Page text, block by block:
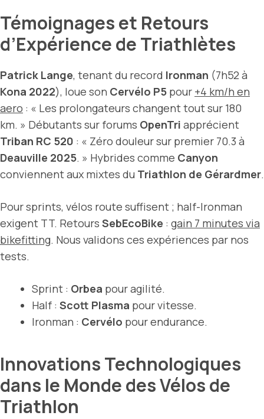
Témoignages et Retours
d’Expérience de Triathlètes
Patrick Lange, tenant du record Ironman (7h52 à
Kona 2022), loue son Cervélo P5 pour +4 km/h en
aero : « Les prolongateurs changent tout sur 180
km. » Débutants sur forums OpenTri apprécient
Triban RC 520 : « Zéro douleur sur premier 70.3 à
Deauville 2025. » Hybrides comme Canyon
conviennent aux mixtes du Triathlon de Gérardmer.
Pour sprints, vélos route suffisent ; half-Ironman
exigent TT. Retours SebEcoBike : gain 7 minutes via
bikefitting. Nous validons ces expériences par nos
tests.
Sprint : Orbea pour agilité.
Half : Scott Plasma pour vitesse.
Ironman : Cervélo pour endurance.
Innovations Technologiques
dans le Monde des Vélos de
Triathlon